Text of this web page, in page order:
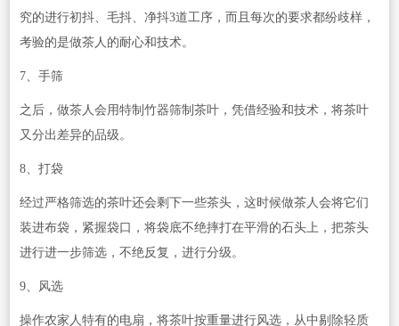
究的进行初抖、毛抖、净抖3道工序，而且每次的要求都纷歧样，
考验的是做茶人的耐心和技术。
7、手筛
之后，做茶人会用特制竹器筛制茶叶，凭借经验和技术，将茶叶
又分出差异的品级。
8、打袋
经过严格筛选的茶叶还会剩下一些茶头，这时候做茶人会将它们
装进布袋，紧握袋口，将袋底不绝摔打在平滑的石头上，把茶头
进行进一步筛选，不绝反复，进行分级。
9、风选
操作农家人特有的电扇，将茶叶按重量进行风选，从中剔除轻质